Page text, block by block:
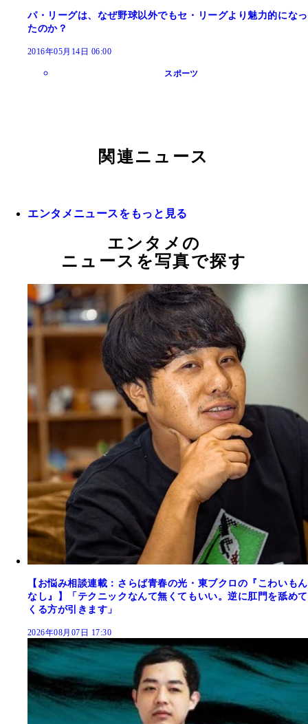
パ・リーグは、なぜ野球以外でもセ・リーグより魅力的になっ
たのか？
2016年05月14日 06:00
スポーツ
関連ニュース
エンタメニュースをもっと見る
エンタメの
ニュースを写真で探す
【お悩み相談連載：さらば青春の光・東ブクロの『こわいもん
なし』】「テクニックなんて無くてもいい。逆に肛門を舐めて
くる方が引きます」
2026年08月07日 17:30